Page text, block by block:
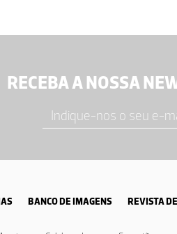
RECEBA A NOSSA
BANCO DE IMAGENS REVISTA